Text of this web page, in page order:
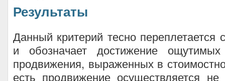
Результаты
Данный критерий тесно переплетается
и обозначает достижение ощутимых
продвижения, выраженных в
есть продвижение осуществляется